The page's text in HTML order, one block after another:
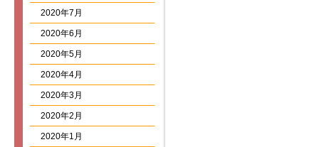
2020年7月
2020年6月
2020年5月
2020年4月
2020年3月
2020年2月
2020年1月